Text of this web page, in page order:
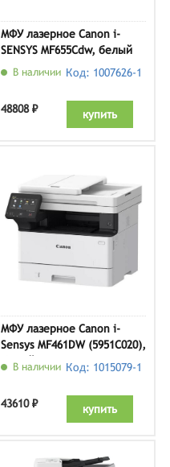
МФУ лазерное Canon i-
SENSYS MF655Cdw, белый
В наличии Код: 1007626-1
48808 ₽ купить
МФУ лазерное Canon i-
Sensys MF461DW (5951C020),
белый
В наличии Код: 1015079-1
43610 ₽ купить